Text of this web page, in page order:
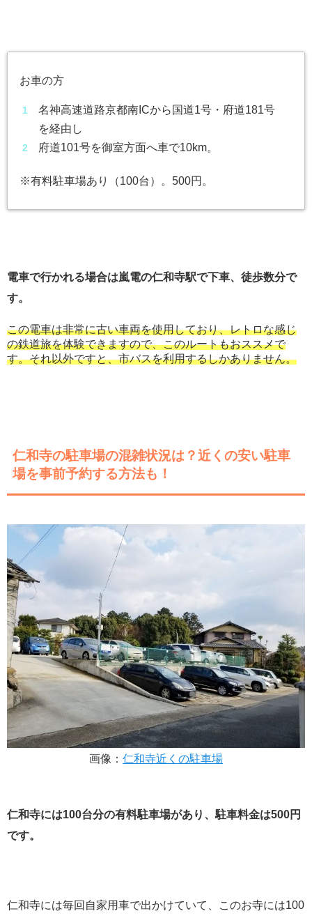
お車の方
名神高速道路京都南ICから国道1号・府道181号
を経由し
府道101号を御室方面へ車で10km。
※有料駐車場あり（100台）。500円。
電車で行かれる場合は嵐電の仁和寺駅で下車、徒歩数分で
す。
この電車は非常に古い車両を使用しており、レトロな感じ
の鉄道旅を体験できますので、このルートもおススメで
す。それ以外ですと、市バスを利用するしかありません。
仁和寺の駐車場の混雑状況は？近くの安い駐車
場を事前予約する方法も！
画像： 仁和寺近くの駐車場
仁和寺には100台分の有料駐車場があり、駐車料金は500円
です。
仁和寺には毎回自家用車で出かけていて、このお寺には100